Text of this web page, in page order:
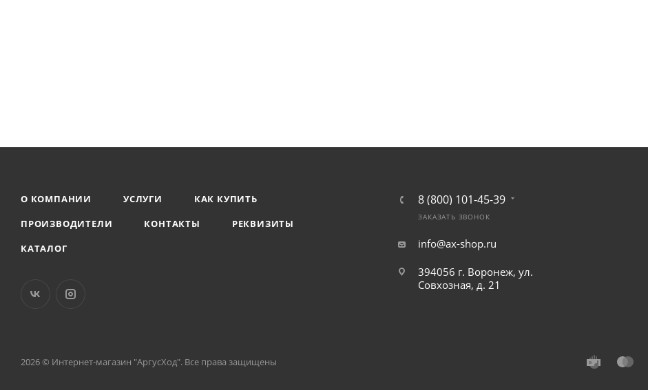
О КОМПАНИИ УСЛУГИ
КАК КУПИТЬ
ПРОИЗВОДИТЕЛИ
КОНТАКТЫ
РЕКВИЗИТЫ
КАТАЛОГ
8 (800) 101-45-39
ЗАКАЗАТЬ ЗВОНОК
info@ax-shop.ru
394056 г. Воронеж, ул.
Совхозная, д. 21
2026 © Интернет-магазин "АргусХод". Все права защищены